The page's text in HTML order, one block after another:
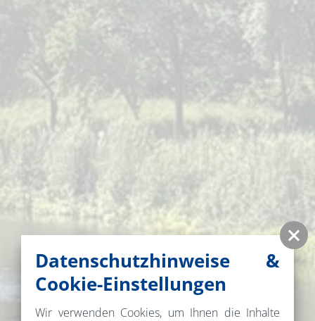
Datenschutzhinweise &
Cookie-Einstellungen
Wir verwenden Cookies, um Ihnen die Inhalte